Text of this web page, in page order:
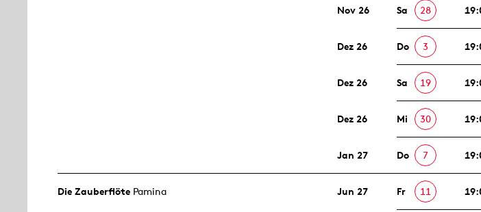
Nov 26 Sa 28
Dez 26 Do 3
Dez 26 Sa 19
Dez 26 Mi 30
Jan 27 Do 7
Die Zauberflöte Pamina Jun 27 Fr 11